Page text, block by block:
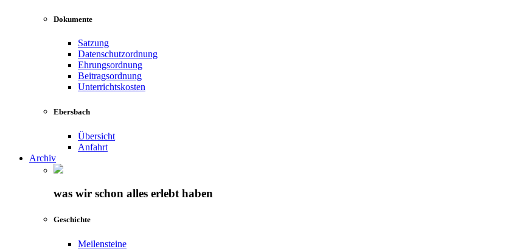
Dokumente
Satzung
Datenschutzordnung
Ehrungsordnung
Beitragsordnung
Unterrichtskosten
Ebersbach
Übersicht
Anfahrt
Archiv
was wir schon alles erlebt haben
Geschichte
Meilensteine